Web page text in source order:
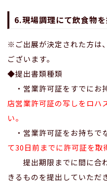
6.現場調理にて飲食物
※ご出展が決定された方は
ございます。
◆提出書類種類
・営業許可証をすでにお
店営業許可証の写しをロハ
い。
・営業許可証をお持ちで
て30日前までに許可証を取
提出期限までに間に合
きるものを提出していただ